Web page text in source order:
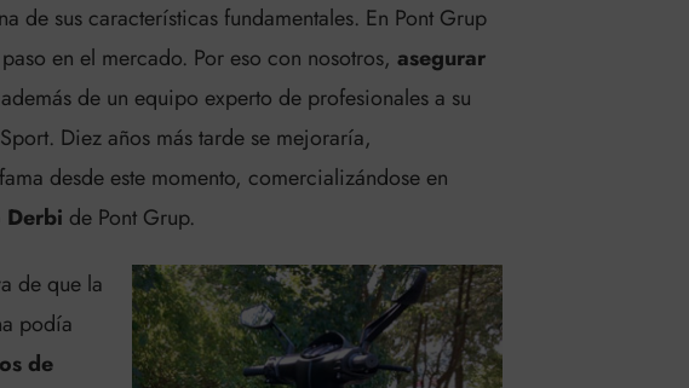
de sus características fundamentales. En Pont Grup
en el mercado. Por eso con nosotros, asegurar
de un equipo experto de profesionales a su
Diez años más tarde se mejoraría,
desde este momento, comercializándose en
Derbi de Pont Grup.
de que la
podía
de